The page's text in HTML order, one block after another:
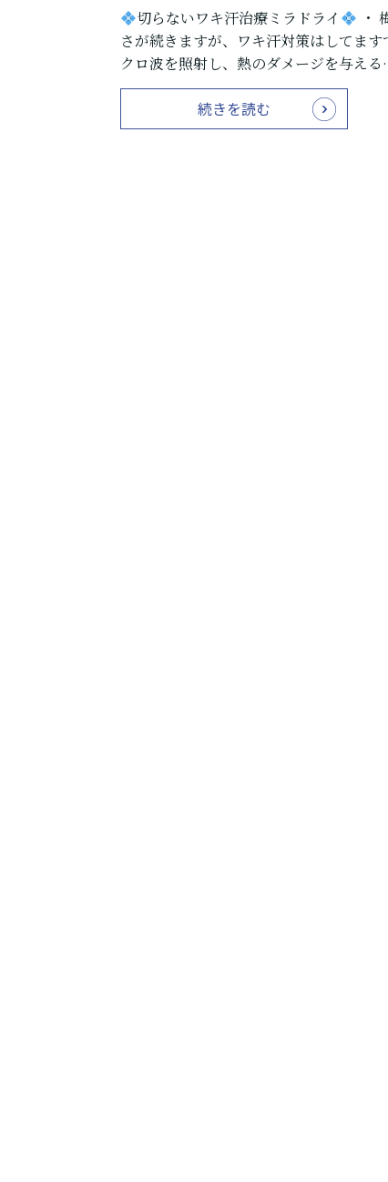
切らないワキ汗治療ミラドライ ・
さが続きますが、ワキ汗対策はしてます
クロ波を照射し、熱のダメージを与え
続きを読む